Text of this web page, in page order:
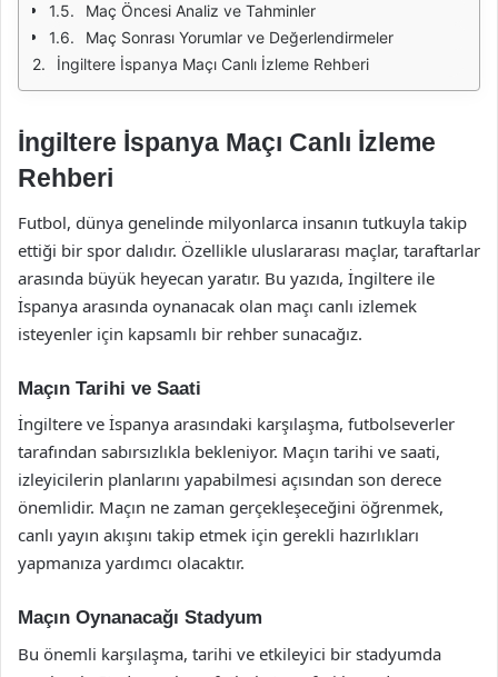
Maç Öncesi Analiz ve Tahminler
Maç Sonrası Yorumlar ve Değerlendirmeler
İngiltere İspanya Maçı Canlı İzleme Rehberi
İngiltere İspanya Maçı Canlı İzleme
Rehberi
Futbol, dünya genelinde milyonlarca insanın tutkuyla takip
ettiği bir spor dalıdır. Özellikle uluslararası maçlar, taraftarlar
arasında büyük heyecan yaratır. Bu yazıda, İngiltere ile
İspanya arasında oynanacak olan maçı canlı izlemek
isteyenler için kapsamlı bir rehber sunacağız.
Maçın Tarihi ve Saati
İngiltere ve İspanya arasındaki karşılaşma, futbolseverler
tarafından sabırsızlıkla bekleniyor. Maçın tarihi ve saati,
izleyicilerin planlarını yapabilmesi açısından son derece
önemlidir. Maçın ne zaman gerçekleşeceğini öğrenmek,
canlı yayın akışını takip etmek için gerekli hazırlıkları
yapmanıza yardımcı olacaktır.
Maçın Oynanacağı Stadyum
Bu önemli karşılaşma, tarihi ve etkileyici bir stadyumda